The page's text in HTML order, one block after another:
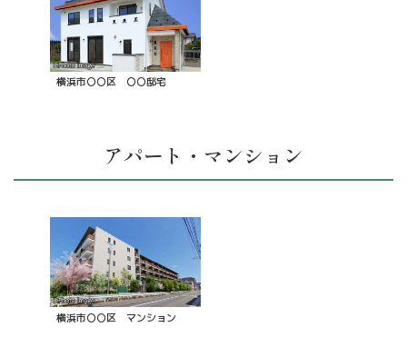
横浜市〇〇区 〇〇邸宅
アパート・マンション
横浜市〇〇区 マンション